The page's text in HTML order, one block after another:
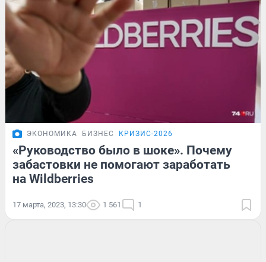
ЭКОНОМИКА БИЗНЕС КРИЗИС-2026
«Руководство было в шоке». Почему
забастовки не помогают заработать
на Wildberries
17 марта, 2023, 13:30 1 561 1